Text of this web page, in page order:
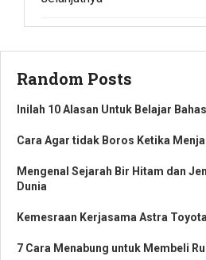
Random Posts
Inilah 10 Alasan Untuk Belajar
Cara Agar tidak Boros Ketika
Mengenal Sejarah Bir Hitam dan
Dunia
Kemesraan Kerjasama Astra
7 Cara Menabung untuk Membeli